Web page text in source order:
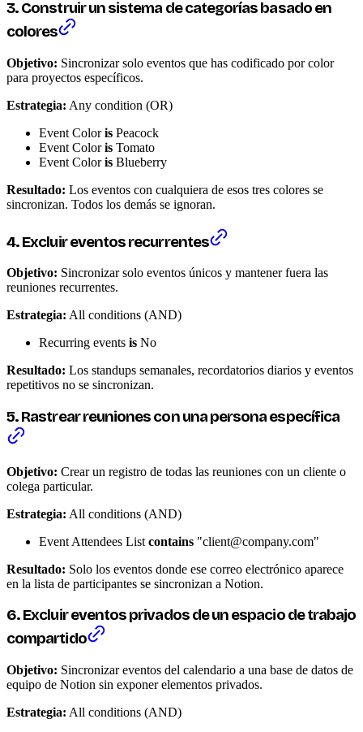
3. Construir un sistema de categorías basado en
colores
Objetivo: Sincronizar solo eventos que has codificado por color
para proyectos específicos.
Estrategia: Any condition (OR)
Event Coloris Peacock
Event Coloris Tomato
Event Coloris Blueberry
Resultado: Los eventos con cualquiera de esos tres colores se
sincronizan. Todos los demás se ignoran.
4. Excluir eventos recurrentes
Objetivo: Sincronizar solo eventos únicos y mantener fuera las
reuniones recurrentes.
Estrategia: All conditions (AND)
Recurring events is No
Resultado: Los standups semanales, recordatorios diarios y eventos
repetitivos no se sincronizan.
5. Rastrear reuniones con una persona específica
Objetivo: Crear un registro de todas las reuniones con un cliente o
colega particular.
Estrategia: All conditions (AND)
Event Attendees List contains "client@company.com"
Resultado: Solo los eventos donde ese correo electrónico aparece
en la lista de participantes se sincronizan a Notion.
6. Excluir eventos privados de un espacio de trabajo
compartido
Objetivo: Sincronizar eventos del calendario a una base de datos de
equipo de Notion sin exponer elementos privados.
Estrategia: All conditions (AND)